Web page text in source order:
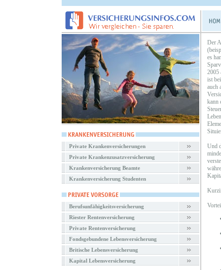
Private Krankenversicherungen
Private Krankenzusatzversicherung
Krankenversicherung Beamte
Krankenversicherung Studenten
Berufsunfähigkeitsversicherung
Riester Rentenversicherung
Private Rentenversicherung
Fondsgebundene Lebensversicherung
Britische Lebensversicherung
Kapital Lebensversicherung
Der
es
2005
ist
auch
kann
Und